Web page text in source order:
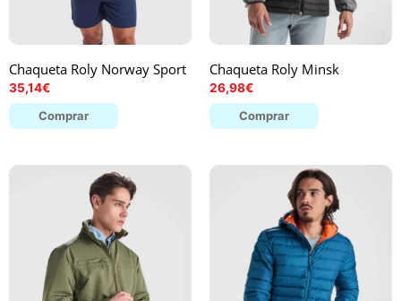
Chaqueta Roly Norway Sport
35,14€
Comprar
Chaqueta Roly Minsk
26,98€
Comprar